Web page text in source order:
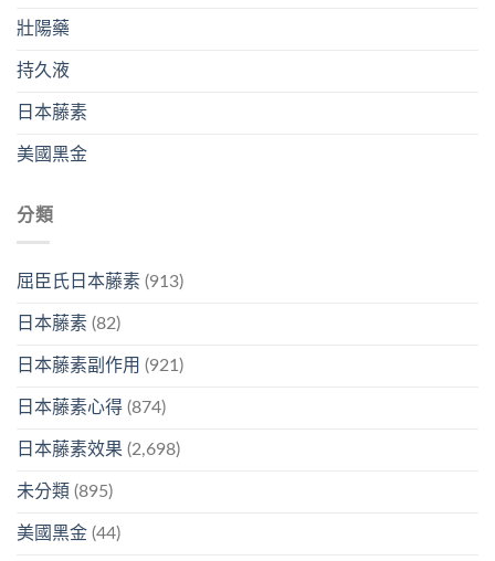
壯陽藥
持久液
日本藤素
美國黑金
分類
屈臣氏日本藤素 (913)
日本藤素 (82)
日本藤素副作用 (921)
日本藤素心得 (874)
日本藤素效果 (2,698)
未分類 (895)
美國黑金 (44)